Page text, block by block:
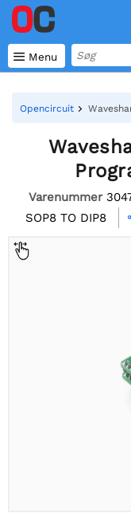
 Menu
Opencircuit
Varenummer
SOP8 TO DIP8